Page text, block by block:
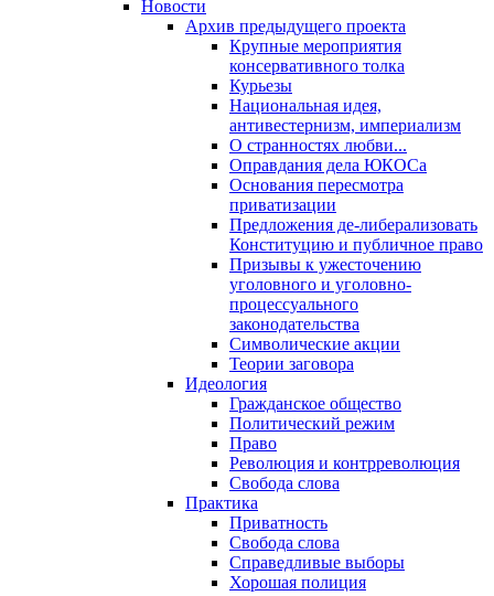
Новости
Архив предыдущего проекта
Крупные мероприятия
консервативного толка
Курьезы
Национальная идея,
антивестернизм, империализм
О странностях любви...
Оправдания дела ЮКОСа
Основания пересмотра
приватизации
Предложения де-либерализовать
Конституцию и публичное право
Призывы к ужесточению
уголовного и уголовно-
процессуального
законодательства
Символические акции
Теории заговора
Идеология
Гражданское общество
Политический режим
Право
Революция и контрреволюция
Свобода слова
Практика
Приватность
Свобода слова
Справедливые выборы
Хорошая полиция